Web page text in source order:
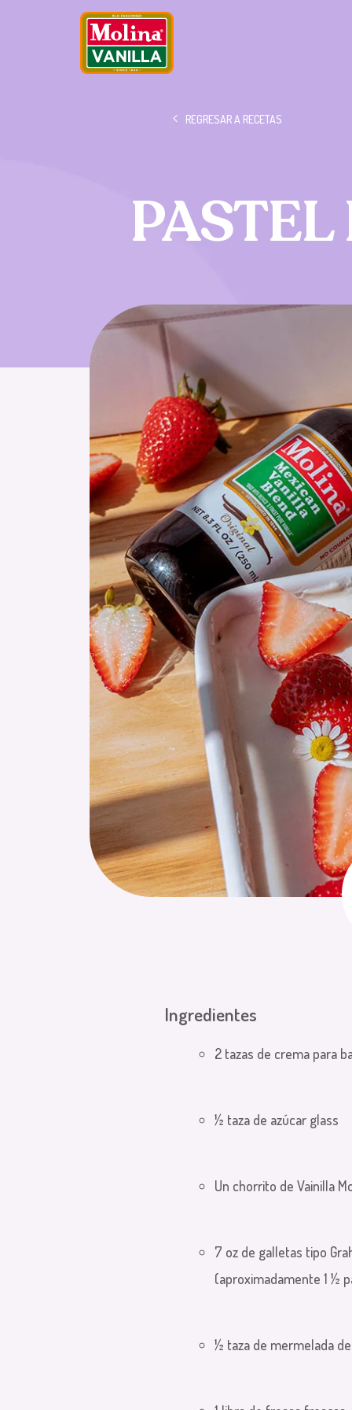
REGRESAR A RECETAS
Ingredientes
2 tazas de crema para
½ taza de azúcar glass
Un chorrito de Vainilla
7 oz de galletas tipo
(aproximadamente 1 ½
½ taza de mermelada